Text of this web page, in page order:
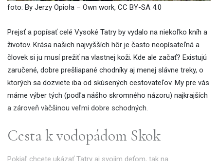
foto: By Jerzy Opioła – Own work, CC BY-SA 4.0
Prejsť a popísať celé Vysoké Tatry by vydalo na niekoľko kníh a
životov. Krása našich najvyšších hôr je často neopísateľná a
človek si ju musí prežiť na vlastnej koži. Kde ale začať? Existujú
zaručené, dobre prešliapané chodníky aj menej slávne treky, o
ktorých sa dozviete iba od skúsených cestovateľov. My pre vás
máme výber tých (podľa nášho skromného názoru) najkrajších
a zároveň väčšinou veľmi dobre schodných.
Cesta k vodopádom Skok
Pokiaľ chcete ukázať Tatry aj svojim deťom, tak na